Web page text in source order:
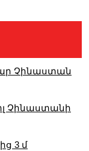
Չինաստան
Չինաստանի
3 մ